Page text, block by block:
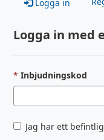
Logga in
Logga in med
Inbjudningskod
Jag har ett